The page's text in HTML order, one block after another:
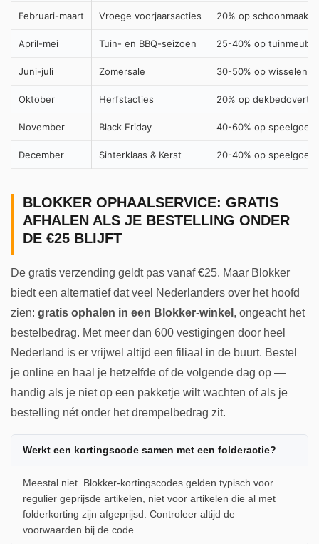
Februari-maart Vroege voorjaarsacties 20% op schoonmaak-
April-mei Tuin- en BBQ-seizoen 25-40% op
Juni-juli Zomersale 30-50% op wisselend
Oktober Herfstacties 20% op
November Black Friday 40-60% op speelgoed
December Sinterklaas & Kerst 20-40% op speelgoed
BLOKKER OPHAALSERVICE: GRATIS
AFHALEN ALS JE BESTELLING ONDER
DE €25 BLIJFT
De gratis verzending geldt pas vanaf €25. Maar Blokker
biedt een alternatief dat veel Nederlanders over het hoofd
zien: gratis ophalen in een Blokker-winkel , ongeacht het
bestelbedrag. Met meer dan 600 vestigingen door heel
Nederland is er vrijwel altijd een filiaal in de buurt. Bestel
je online en haal je hetzelfde of de volgende dag op —
handig als je niet op een pakketje wilt wachten of als je
bestelling nét onder het drempelbedrag zit.
Werkt een kortingscode samen met een folderactie?
Meestal niet. Blokker-kortingscodes gelden typisch voor
regulier geprijsde artikelen, niet voor artikelen die al met
folderkorting zijn afgeprijsd. Controleer altijd de
voorwaarden bij de code.